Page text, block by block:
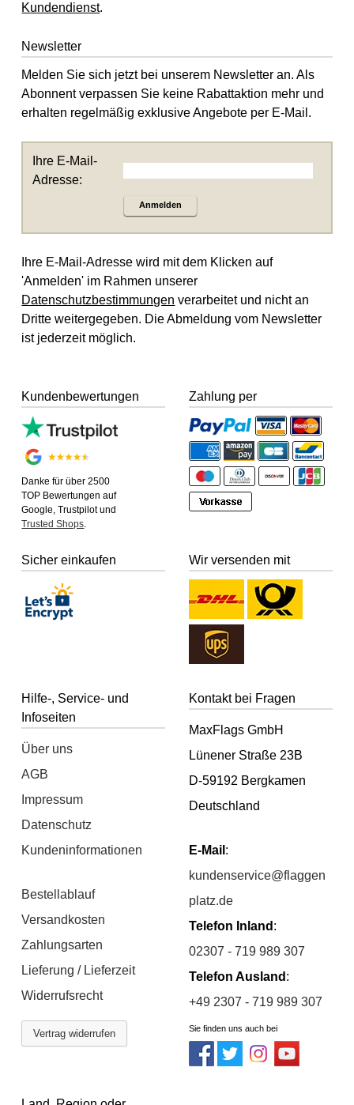
Kundendienst.
Newsletter
Melden Sie sich jetzt bei unserem Newsletter an. Als
Abonnent verpassen Sie keine Rabattaktion mehr und
erhalten regelmäßig exklusive Angebote per E-Mail.
Ihre E-Mail-
Adresse:
Anmelden
Ihre E-Mail-Adresse wird mit dem Klicken auf
'Anmelden' im Rahmen unserer
Datenschutzbestimmungen verarbeitet und nicht an
Dritte weitergegeben. Die Abmeldung vom Newsletter
ist jederzeit möglich.
Kundenbewertungen
Danke für über 2500
TOP Bewertungen auf
Google, Trustpilot und
Trusted Shops.
Zahlung per
Sicher einkaufen Wir versenden mit
Hilfe-, Service- und
Infoseiten
Über uns
AGB
Impressum
Datenschutz
Kundeninformationen
Bestellablauf
Versandkosten
Zahlungsarten
Lieferung / Lieferzeit
Widerrufsrecht
Vertrag widerrufen
Kontakt bei Fragen
MaxFlags GmbH
Lünener Straße 23B
D-59192 Bergkamen
Deutschland
E-Mail :
kundenservice@flaggen
platz.de
Telefon Inland :
02307 - 719 989 307
Telefon Ausland :
+49 2307 - 719 989 307
Sie finden uns auch bei